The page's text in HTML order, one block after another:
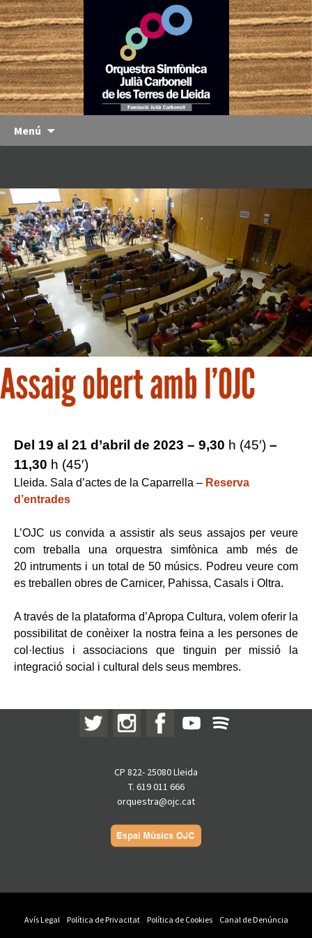
OJC
Orquestra
Simfònica
Julià
Carbonell
de les
Terres de
Lleida
Menú
Assaig obert amb l’OJC
Del 19 al 21 d’abril de 2023 – 9,30 h (45′) –
11,30 h (45′)
Lleida. Sala d’actes de la Caparrella – Reserva
d’entrades
L’OJC us convida a assistir als seus assajos per veure
com treballa una orquestra simfònica amb més de
20 intruments i un total de 50 músics. Podreu veure com
es treballen obres de Carnicer, Pahissa, Casals i Oltra.
A través de la plataforma d’Apropa Cultura, volem oferir la
possibilitat de conèixer la nostra feina a les persones de
col·lectius i associacions que tinguin per missió la
integració social i cultural dels seus membres.
CP 822- 25080 Lleida
T. 619 011 666
orquestra@ojc.cat
Avís Legal Política de Privacitat Política de Cookies Canal de Denúncia